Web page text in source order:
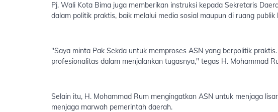
Pj. Wali Kota Bima juga memberikan instruksi kepada Sekretaris
dalam politik praktis, baik melalui media sosial maupun di ruang publik
"Saya minta Pak Sekda untuk memproses ASN yang berpolitik
profesionalitas dalam menjalankan tugasnya," tegas H. Mohammad
Selain itu, H. Mohammad Rum mengingatkan ASN untuk menjaga
menjaga marwah pemerintah daerah.